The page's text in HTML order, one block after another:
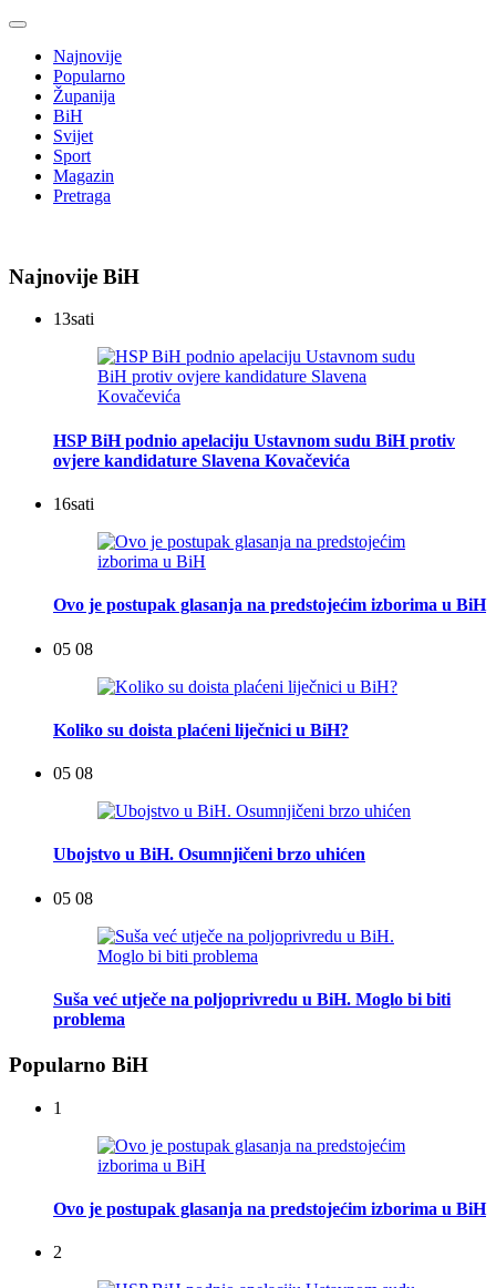
Najnovije
Popularno
Županija
BiH
Svijet
Sport
Magazin
Pretraga
Najnovije BiH
13sati
HSP BiH podnio apelaciju Ustavnom sudu BiH protiv
ovjere kandidature Slavena Kovačevića
16sati
Ovo je postupak glasanja na predstojećim izborima u BiH
05 08
Koliko su doista plaćeni liječnici u BiH?
05 08
Ubojstvo u BiH. Osumnjičeni brzo uhićen
05 08
Suša već utječe na poljoprivredu u BiH. Moglo bi biti
problema
Popularno BiH
1
Ovo je postupak glasanja na predstojećim izborima u BiH
2